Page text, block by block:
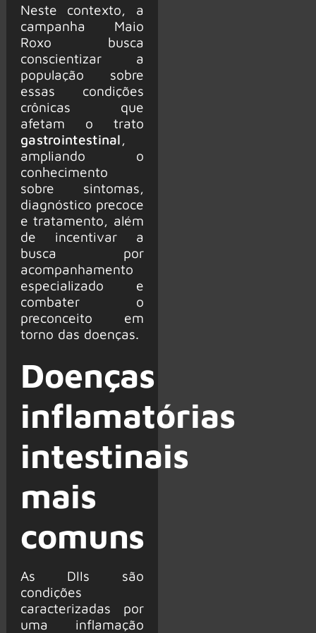
Neste contexto, a
campanha Maio
Roxo busca
conscientizar a
população sobre
essas condições
crônicas que
afetam o trato
gastrointestinal
ampliando o
conhecimento
sobre sintomas,
diagnóstico precoce
e tratamento, além
de incentivar a
busca por
acompanhamento
especializado e
combater o
preconceito em
torno das doenças.
Doenças
inflamatórias
intestinais
mais
comuns
As DIIs são
condições
caracterizadas por
uma inflamação